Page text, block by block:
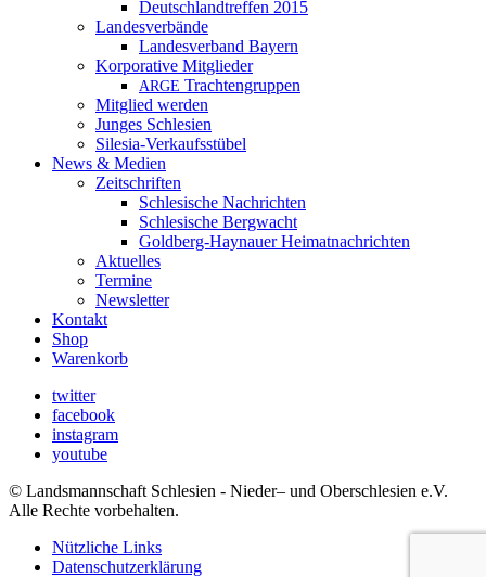
Deutschlandtreffen 2015
Landesverbände
Landesverband Bayern
Korporative Mitglieder
ARGE Trachtengruppen
Mitglied werden
Junges Schlesien
Silesia-Verkaufsstübel
News & Medien
Zeitschriften
Schlesische Nachrichten
Schlesische Bergwacht
Goldberg-Haynauer Heimatnachrichten
Aktuelles
Termine
Newsletter
Kontakt
Shop
Warenkorb
twitter
facebook
instagram
youtube
© Landsmannschaft Schlesien - Nieder– und Oberschlesien e.V.
Alle Rechte vorbehalten.
Nützliche Links
Datenschutzerklärung